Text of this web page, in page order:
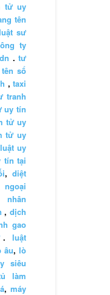
tử uy
tên
sư
ty
.tư
sổ
,taxi
tranh
uy tín
tử uy
tử uy
uy
tín tại
,diệt
nhân
,dịch
gao
. luật
âu,lò
siêu
làm
,máy